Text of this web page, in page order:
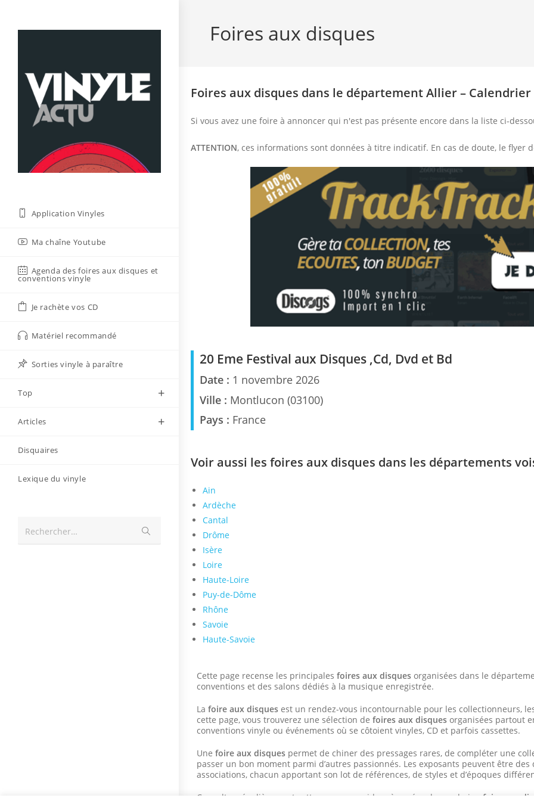
Application Vinyles
Ma chaîne Youtube
Agenda des foires aux disques et
conventions vinyle
Je rachète vos CD
Matériel recommandé
Sorties vinyle à paraître
Top
Articles
Disquaires
Lexique du vinyle
Rechercher…
la
Foires aux disques
Foires aux disques dans le département Allier – Calendrier
Si vous avez une foire à annoncer qui n'est pas présente encore dans la liste ci-
ATTENTION, ces informations sont données à titre indicatif. En cas de doute, le flyer
20 Eme Festival aux Disques ,Cd, Dvd et Bd
Date : 1 novembre 2026
Ville : Montlucon (03100)
Pays : France
Voir aussi les foires aux disques dans les départements
Ain
Ardèche
Cantal
Drôme
Isère
Loire
Haute-Loire
Puy-de-Dôme
Rhône
Savoie
Haute-Savoie
Cette page recense les principales foires aux disques organisées dans le
conventions et des salons dédiés à la musique enregistrée.
La foire aux disques est un rendez-vous incontournable pour les collectionneurs,
cette page, vous trouverez une sélection de foires aux disques organisées partout
conventions vinyle ou événements où se côtoient vinyles, CD et parfois cassettes.
Une foire aux disques permet de chiner des pressages rares, de compléter une
passer un bon moment parmi d’autres passionnés. Les exposants peuvent être
associations, chacun apportant son lot de références, de styles et d’époques
Consulter régulièrement cette page vous aidera à repérer la prochaine foire aux